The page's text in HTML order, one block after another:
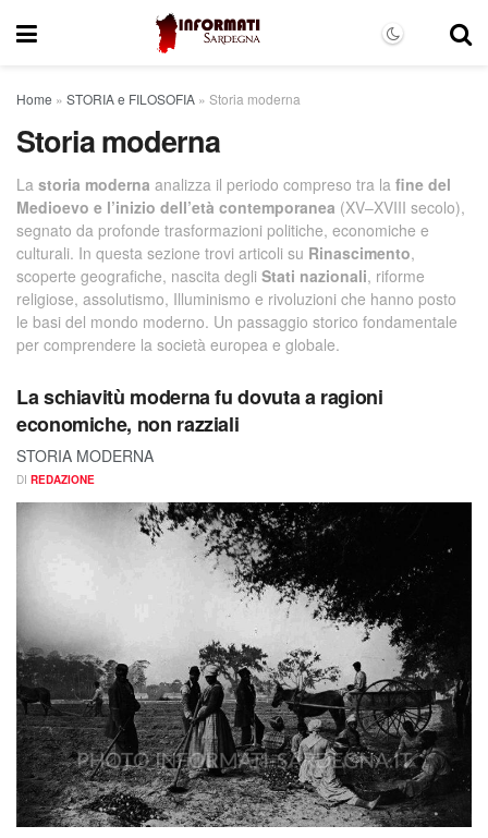
Home » STORIA e FILOSOFIA » Storia moderna
Storia moderna
La storia moderna analizza il periodo compreso tra la fine del
Medioevo e l’inizio dell’età contemporanea (XV–XVIII secolo),
segnato da profonde trasformazioni politiche, economiche e
culturali. In questa sezione trovi articoli su Rinascimento,
scoperte geografiche, nascita degli Stati nazionali, riforme
religiose, assolutismo, Illuminismo e rivoluzioni che hanno posto
le basi del mondo moderno. Un passaggio storico fondamentale
per comprendere la società europea e globale.
La schiavitù moderna fu dovuta a ragioni
economiche, non razziali
STORIA MODERNA
DI REDAZIONE